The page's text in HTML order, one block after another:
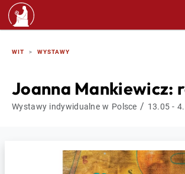
WIT WYSTAWY
Joanna Mankiewicz:
Wystawy indywidualne w Polsce / 13.05 -